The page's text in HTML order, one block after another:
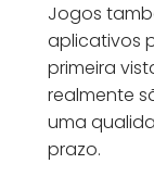
Jogos
aplicativos
primeira
realmente
uma
prazo.